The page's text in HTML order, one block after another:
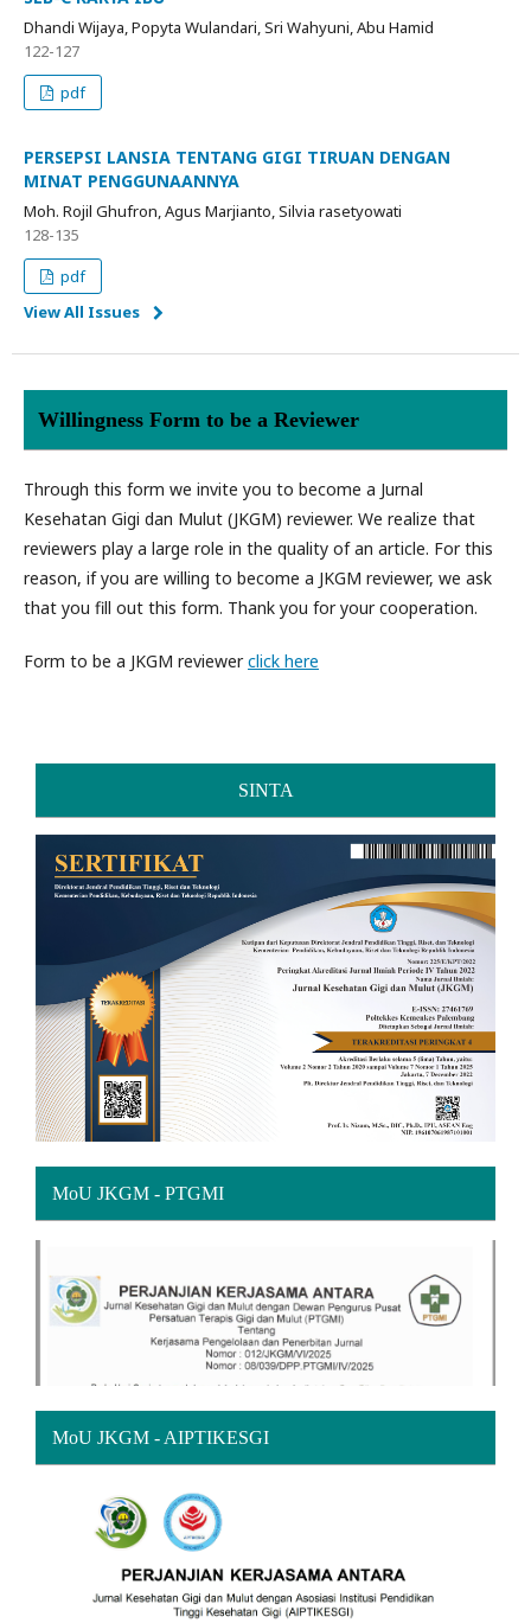
Dhandi Wijaya, Popyta Wulandari, Sri Wahyuni, Abu Hamid
122-127
pdf
PERSEPSI LANSIA TENTANG GIGI TIRUAN DENGAN
MINAT PENGGUNAANNYA
Moh. Rojil Ghufron, Agus Marjianto, Silvia rasetyowati
128-135
pdf
View All Issues
Willingness Form to be a Reviewer
Through this form we invite you to become a Jurnal
Kesehatan Gigi dan Mulut (JKGM) reviewer. We realize that
reviewers play a large role in the quality of an article. For this
reason, if you are willing to become a JKGM reviewer, we ask
that you fill out this form. Thank you for your cooperation.
Form to be a JKGM reviewerclick here
SINTA
MoU JKGM - PTGMI
MoU JKGM - AIPTIKESGI